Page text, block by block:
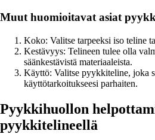
Muut huomioitavat asiat
Koko: Valitse tarpeeksi iso teline
Kestävyys: Telineen tulee olla
säänkestävistä materiaaleista.
Käyttö: Valitse pyykkiteline, joka
käyttötarkoitukseesi parhaiten.
Pyykkihuollon
pyykkitelineellä